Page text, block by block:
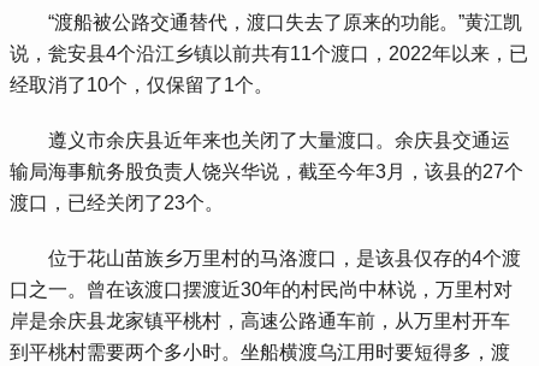
“渡船被公路交通替代，渡口失去了原来的功能。”黄江凯
说，瓮安县4个沿江乡镇以前共有11个渡口，2022年以来，已
经取消了10个，仅保留了1个。
遵义市余庆县近年来也关闭了大量渡口。余庆县交通运
输局海事航务股负责人饶兴华说，截至今年3月，该县的27个
渡口，已经关闭了23个。
位于花山苗族乡万里村的马洛渡口，是该县仅存的4个渡
口之一。曾在该渡口摆渡近30年的村民尚中林说，万里村对
岸是余庆县龙家镇平桃村，高速公路通车前，从万里村开车
到平桃村需要两个多小时。坐船横渡乌江用时要短得多，渡